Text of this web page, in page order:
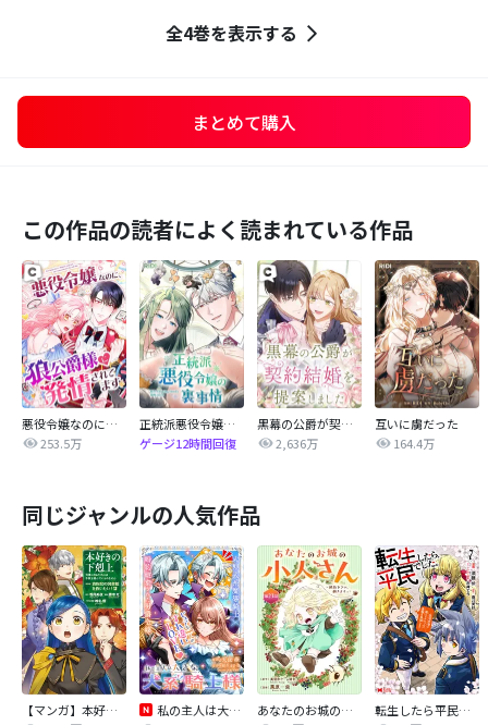
全4巻を表示する
まとめて購入
この作品の読者によく読まれている作品
悪役令嬢なのに、狼公爵様に発情されてます
253.5万
正統派悪役令嬢の裏事情
ゲージ12時間回復
黒幕の公爵が契約結婚を提案しました
2,636万
互いに虜だった
164.4万
同じジャンルの人気作品
【マンガ】本好きの下剋上 第四部
私の主人は大きな犬系騎士様
あなたのお城の小人さん ～御飯下さい、働きますっ～（コミック）【分冊版】
転生したら平民でした。～生活水準に耐えられないので貴族を目指します～（コミック）